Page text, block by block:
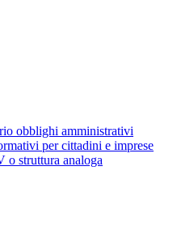
obblighi amministrativi
per cittadini e imprese
o struttura analoga